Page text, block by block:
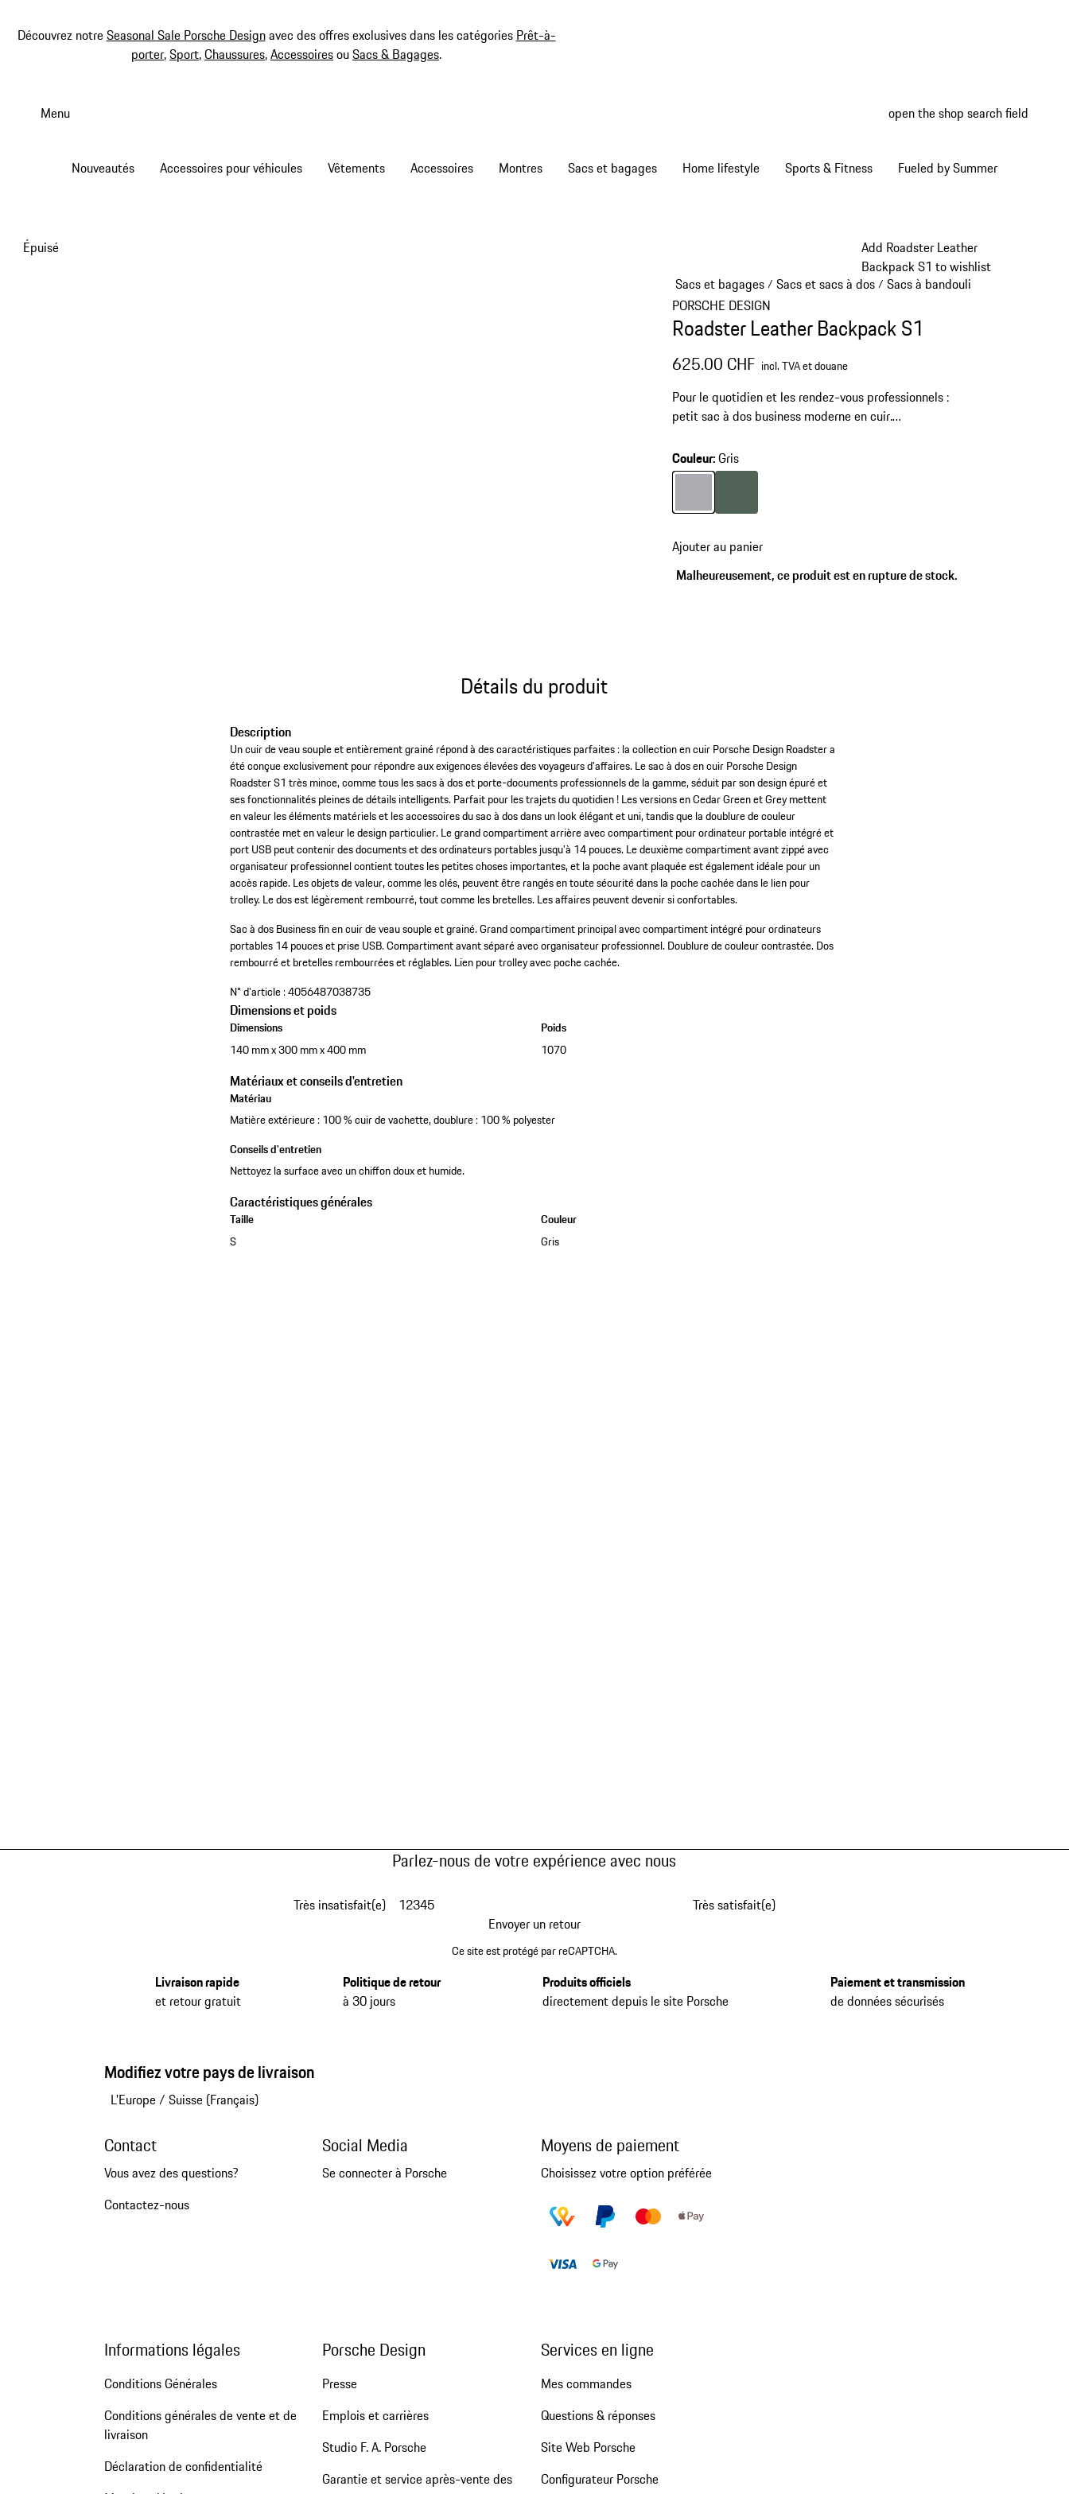
Découvrez notreSeasonal Sale Porsche Designavec des offres exclusives dans les catégories Prêt-à-
porter,Sport,Chaussures,AccessoiresouSacs & Bagages.
Menu open the shop search field
Nouveautés Accessoires pour véhicules Vêtements Accessoires Montres Sacs et bagages Home lifestyle Sports & Fitness Fueled by Summer
Add Roadster Leather
Backpack S1 to wishlist
Épuisé
Sacs et bagages/ Sacs et sacs à dos/ Sacs à bandoulière
PORSCHE DESIGN
Roadster Leather Backpack S1
625.00 CHF incl. TVA et douane
Pour le quotidien et les rendez-vous professionnels :
petit sac à dos business moderne en cuir.
pouces, deuxième compartiment avec organisateur
professionnel. Éléments matériels et accessoires au
Couleur:Gris
Ajouter au panier
Malheureusement, ce produit est en rupture de stock.
Détails du produit
Description
Un cuir de veau souple et entièrement grainé répond à des caractéristiques parfaites : la collection en cuir Porsche Design Roadster a
été conçue exclusivement pour répondre aux exigences élevées des voyageurs d'affaires. Le sac à dos en cuir Porsche Design
Roadster S1 très mince, comme tous les sacs à dos et porte-documents professionnels de la gamme, séduit par son design épuré et
ses fonctionnalités pleines de détails intelligents. Parfait pour les trajets du quotidien ! Les versions en Cedar Green et Grey mettent
en valeur les éléments matériels et les accessoires du sac à dos dans un look élégant et uni, tandis que la doublure de couleur
contrastée met en valeur le design particulier. Le grand compartiment arrière avec compartiment pour ordinateur portable intégré et
port USB peut contenir des documents et des ordinateurs portables jusqu'à 14 pouces. Le deuxième compartiment avant zippé avec
organisateur professionnel contient toutes les petites choses importantes, et la poche avant plaquée est également idéale pour un
accès rapide. Les objets de valeur, comme les clés, peuvent être rangés en toute sécurité dans la poche cachée dans le lien pour
trolley. Le dos est légèrement rembourré, tout comme les bretelles. Les affaires peuvent devenir si confortables.
Sac à dos Business fin en cuir de veau souple et grainé.Grand compartiment principal avec compartiment intégré pour ordinateurs
portables 14 pouces et prise USB.Compartiment avant séparé avec organisateur professionnel.Doublure de couleur contrastée.Dos
rembourré et bretelles rembourrées et réglables.Lien pour trolley avec poche cachée.
N° d'article :4056487038735
Dimensions et poids
Dimensions
140 mm x 300 mm x 400 mm
Poids
1070
Matériaux et conseils d'entretien
Matériau
Matière extérieure : 100 % cuir de vachette, doublure : 100 % polyester
Conseils d'entretien
Nettoyez la surface avec un chiffon doux et humide.
Caractéristiques générales
Taille
S
Couleur
Gris
Parlez-nous de votre expérience avec nous
Très insatisfait(e) 12345
Très satisfait(e)
Envoyer un retour
Ce site est protégé par reCAPTCHA.
Livraison rapide
et retour gratuit
Politique de retour
à 30 jours
Produits officiels
directement depuis le site Porsche
Paiement et transmission
de données sécurisés
Modifiez votre pays de livraison
L'Europe/ Suisse (Français)
Contact
Vous avez des questions?
Contactez-nous
Social Media
Se connecter à Porsche
Moyens de paiement
Choisissez votre option préférée
Informations légales
Conditions Générales
Conditions générales de vente et de
livraison
Déclaration de confidentialité
Porsche Design
Presse
Emplois et carrières
Studio F. A. Porsche
Garantie et service après-vente des
Services en ligne
Mes commandes
Questions & réponses
Site Web Porsche
Configurateur Porsche